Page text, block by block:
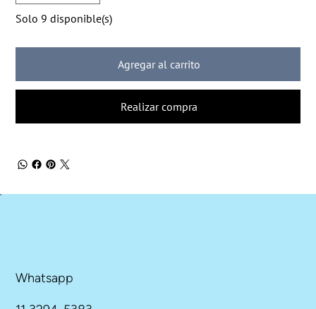
Solo 9 disponible(s)
Agregar al carrito
Realizar compra
Whatsapp